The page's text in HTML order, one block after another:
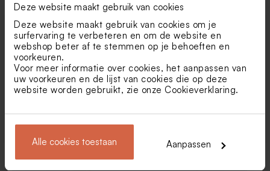
Deze website maakt gebruik van cookies
Deze website maakt gebruik van cookies om je
surfervaring te verbeteren en om de website en
webshop beter af te stemmen op je behoeften en
voorkeuren.
Voor meer informatie over cookies, het aanpassen van
uw voorkeuren en de lijst van cookies die op deze
website worden gebruikt, zie onze Cookieverklaring.
Alle cookies toestaan Aanpassen
Sluitsticker kerstkaart
Holiday Wishes (3,7 cm)
Sluitzegel kerst met rendier
met puntklep
in gerecycleerd papier